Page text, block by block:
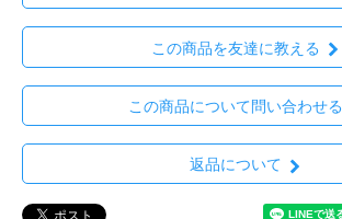
この商品を友達に教える
この商品について問い合わせる
返品について